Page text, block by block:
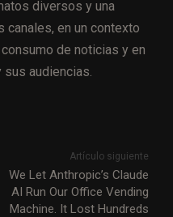
diversos y una
en un contexto
de noticias y en
audiencias.
Artículo siguiente
We Let Anthropic’s Claude
AI Run Our Office Vending
Machine. It Lost Hundreds